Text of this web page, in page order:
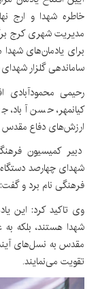
مدیریت شهری کرج
برای یادمان‌های
ساماندهی گلزار
رحیمی محمودآبادی
کیانمهر، حسن
ارزش‌های دفاع
دبیر کمیسیون
شهدای چهارصد دستگاه
فرهنگی نام برد و
وی تاکید کرد: این
شهدا هستند، بلکه
مقدس به نسل‌های
تقویت می‌نمایند.